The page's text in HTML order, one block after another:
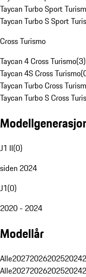
Taycan Turbo Sport
Taycan Turbo S Sport
Cross Turismo
Taycan 4 Cross Turismo(3)
Taycan 4S Cross Turismo(
Taycan Turbo Cross
Taycan Turbo S Cross
J1 II(0)
siden 2024
J1(0)
2020 - 2024
Modellår
Alle2027202620252024
Alle2027202620252024